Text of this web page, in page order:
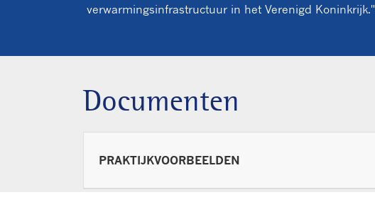
verwarmingsinfrastructuur in het Verenigd Koninkrijk."
Documenten
PRAKTIJKVOORBEELDEN